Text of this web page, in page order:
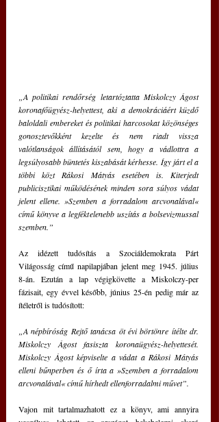
„A politikai rendőrség letartóztatta Miskolczy Ágost
koronafőügyész-helyettest, aki a demokráciáért küzdő
baloldali embereket és politikai harcosokat közönséges
gonosztevőkként kezelte és nem riadt vissza
valótlanságok állításától sem, hogy a vádlottra a
legsúlyosabb büntetés kiszabását kérhesse. Így járt el a
többi közt Rákosi Mátyás esetében is. Kiterjedt
publicisztikai működésének minden sora súlyos vádat
jelent ellene. »Szemben a forradalom arcvonalával«
című könyve a legféktelenebb uszítás a bolsevizmussal
szemben.”
Az idézett tudósítás a Szociáldemokrata Párt
Világosság című napilapjában jelent meg 1945. július
8-án. Ezután a lap végigkövette a Miskolczy-per
fázisait, egy évvel később, június 25-én pedig már az
ítéletről is tudósított:
„A népbíróság Rejtő tanácsa öt évi börtönre ítélte dr.
Miskolczy Ágost fasiszta koronaügyész-helyettesét.
Miskolczy Ágost képviselte a vádat a Rákosi Mátyás
elleni bűnperben és ő írta a »Szemben a forradalom
arcvonalával« című hírhedt ellenforradalmi művet”.
Vajon mit tartalmazhatott ez a könyv, ami annyira